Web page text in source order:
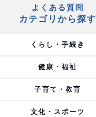
よくある質問
カテゴリから探す
くらし・手続き
健康・福祉
子育て・教育
文化・スポーツ